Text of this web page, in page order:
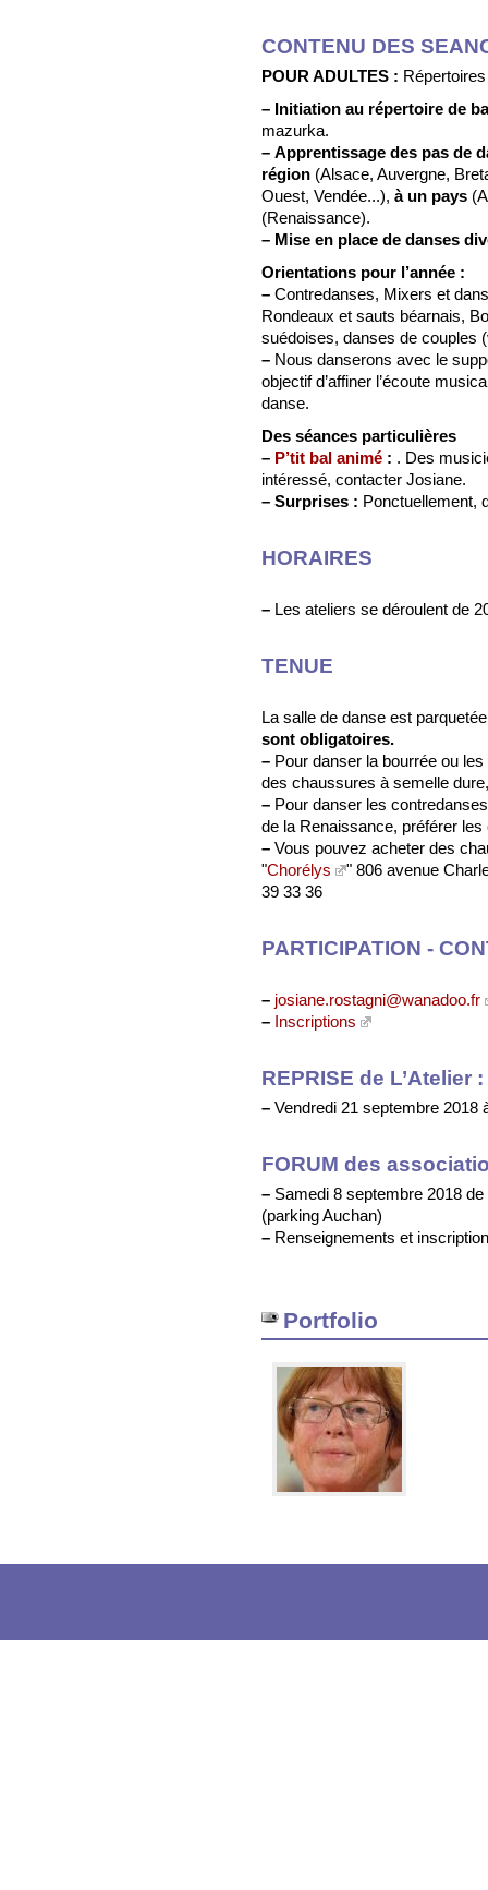
CONTENU DES
POUR ADULTES :
– Initiation au répertoire de
mazurka.
– Apprentissage des pas de
région (Alsace, Auvergne,
Ouest, Vendée...), à un pays
(Renaissance).
– Mise en place de danses
Orientations pour l’année :
– Contredanses, Mixers et
Rondeaux et sauts béarnais,
suédoises, danses de couples
– Nous danserons avec le
objectif d’affiner l’écoute
danse.
Des séances particulières
– P’tit bal animé : . Des
intéressé, contacter Josiane.
– Surprises : Ponctuellement,
HORAIRES
– Les ateliers se déroulent de
TENUE
La salle de danse est
sont obligatoires.
– Pour danser la bourrée ou
des chaussures à semelle
– Pour danser les
de la Renaissance, préférer
– Vous pouvez acheter des
"Chorélys
" 806 avenue
39 33 36
PARTICIPATION -
– josiane.rostagni@wanadoo.fr
– Inscriptions
REPRISE de L’Atelier :
– Vendredi 21 septembre 2018
FORUM des
– Samedi 8 septembre 2018
(parking Auchan)
– Renseignements et
Portfolio